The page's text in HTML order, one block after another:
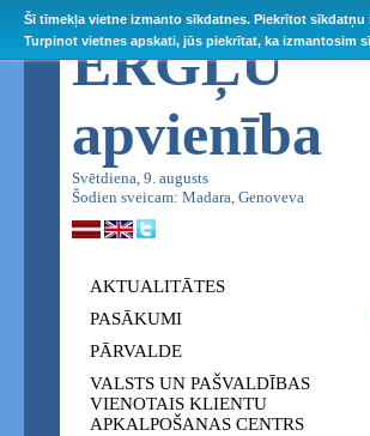
Šī tīmekļa vietne izmanto sīkdatnes. Piekrītot
Turpinot vietnes apskati, jūs piekrītat, ka izmantosim
ĒRGĻU
apvienība
Svētdiena, 9. augusts
Šodien sveicam: Madara, Genoveva
AKTUALITĀTES
PASĀKUMI
PĀRVALDE
VALSTS UN PAŠVALDĪBAS
VIENOTAIS KLIENTU
APKALPOŠANAS CENTRS